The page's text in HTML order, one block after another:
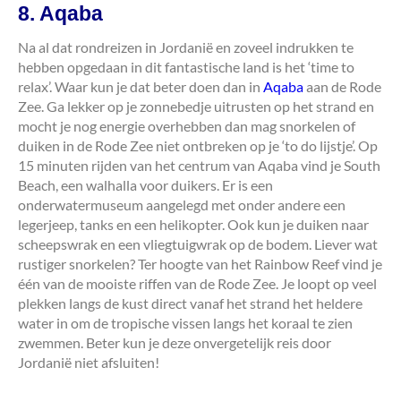
8. Aqaba
Na al dat rondreizen in Jordanië en zoveel indrukken te
hebben opgedaan in dit fantastische land is het ‘time to
relax’. Waar kun je dat beter doen dan in Aqabaaan de Rode
Zee. Ga lekker op je zonnebedje uitrusten op het strand en
mocht je nog energie overhebben dan mag snorkelen of
duiken in de Rode Zee niet ontbreken op je ‘to do lijstje’. Op
15 minuten rijden van het centrum van Aqaba vind je South
Beach, een walhalla voor duikers. Er is een
onderwatermuseum aangelegd met onder andere een
legerjeep, tanks en een helikopter. Ook kun je duiken naar
scheepswrak en een vliegtuigwrak op de bodem. Liever wat
rustiger snorkelen? Ter hoogte van het Rainbow Reef vind je
één van de mooiste riffen van de Rode Zee. Je loopt op veel
plekken langs de kust direct vanaf het strand het heldere
water in om de tropische vissen langs het koraal te zien
zwemmen. Beter kun je deze onvergetelijk reis door
Jordanië niet afsluiten!